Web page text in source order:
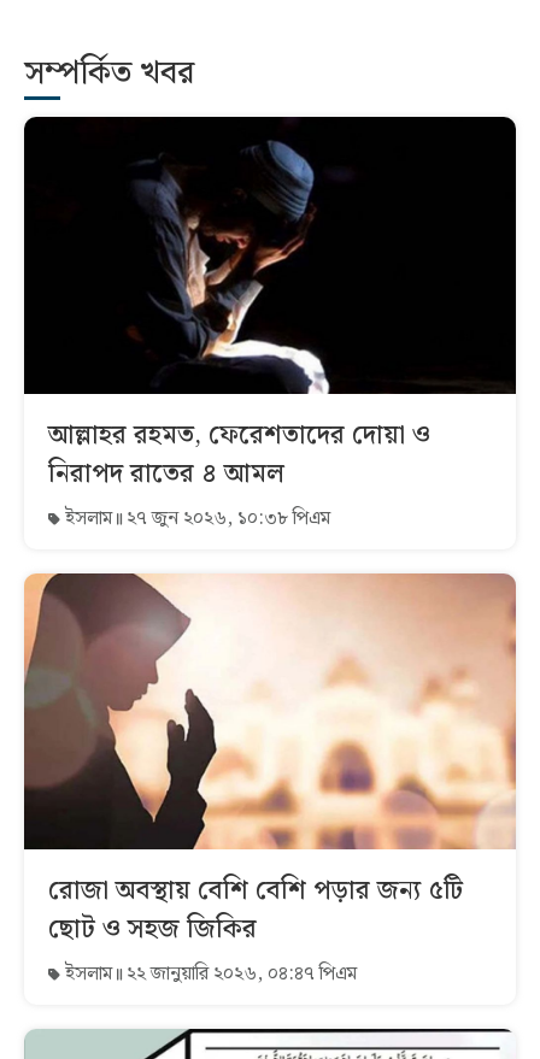
সম্পর্কিত খবর
আল্লাহর রহমত, ফেরেশতাদের দোয়া ও
নিরাপদ রাতের ৪ আমল
ইসলাম ২৭ জুন ২০২৬, ১০:৩৮ পিএম
রোজা অবস্থায় বেশি বেশি পড়ার জন্য ৫টি
ছোট ও সহজ জিকির
ইসলাম ২২ জানুয়ারি ২০২৬, ০৪:৪৭ পিএম